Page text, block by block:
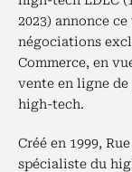
2023) annonce
négociations
Commerce, en
vente en ligne
high-tech.
Créé en 1999,
spécialiste du